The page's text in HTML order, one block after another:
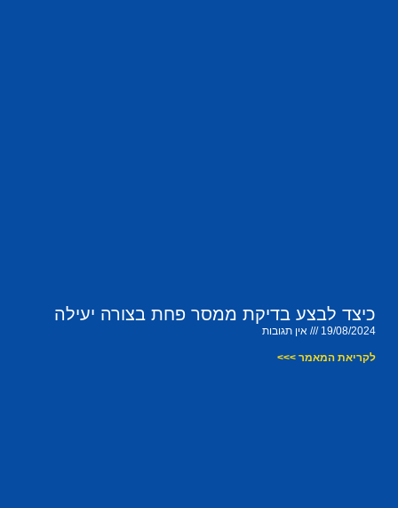
כיצד לבצע בדיקת ממסר פחת בצורה יעילה
19/08/2024 אין תגובות
לקריאת המאמר >>>